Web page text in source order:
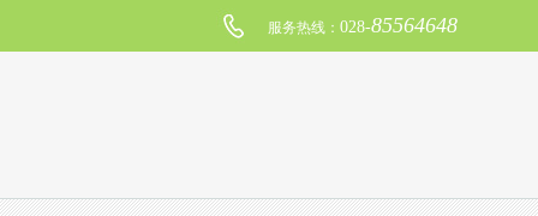
服务热线： 028-85564648